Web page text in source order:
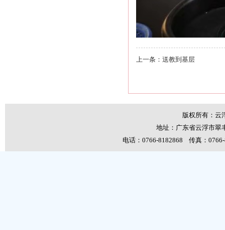
上一条：送教到基层
版权所有：
地址：广东省云浮市翠
电话：0766-8182868 传真：